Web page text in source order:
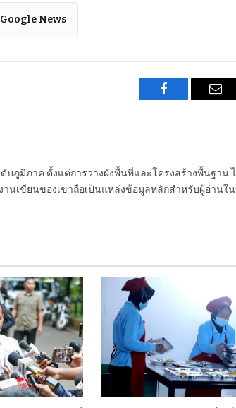
News
Facebook
บภูมิภาค ตั้งแต่การวางผังพื้นที่และโครงสร้างพื้นฐาน
นเขียนของเขาถือเป็นแหล่งข้อมูลหลักสำหรับผู้อ่านใ